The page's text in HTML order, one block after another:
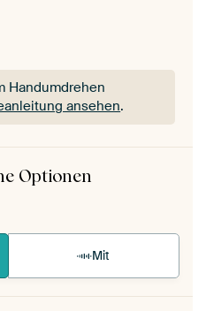
Handumdrehen
ansehen.
Handumdrehen
ansehen
Optionen
Mit